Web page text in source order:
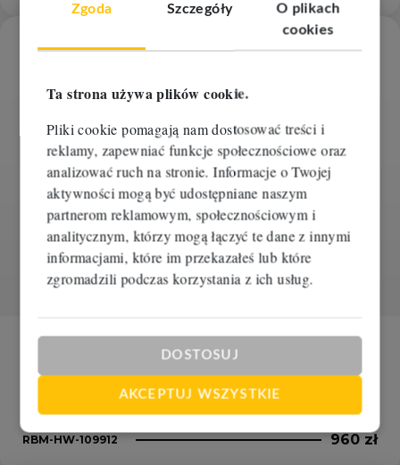
Zgoda Szczegóły
O plikach
cookies
Ta strona używa plików cookie.
Pliki cookie pomagają nam dostosować treści i
reklamy, zapewniać funkcje społecznościowe oraz
analizować ruch na stronie. Informacje o Twojej
aktywności mogą być udostępniane naszym
partnerom reklamowym, społecznościowym i
analitycznym, którzy mogą łączyć te dane z innymi
informacjami, które im przekazałeś lub które
zgromadzili podczas korzystania z ich usług.
DOSTOSUJ
AKCEPTUJ WSZYSTKIE
Hala na wynajem
Bydgoszcz, Bartodzieje
12,00 zł/m2
RBM-HW-109912 960 zł